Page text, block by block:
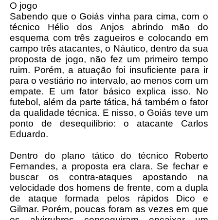
O jogo
Sabendo que o Goiás vinha para cima, com o
técnico Hélio dos Anjos abrindo mão do
esquema com três zagueiros e colocando em
campo três atacantes, o Náutico, dentro da sua
proposta de jogo, não fez um primeiro tempo
ruim. Porém, a atuação foi insuficiente para ir
para o vestiário no intervalo, ao menos com um
empate. E um fator básico explica isso. No
futebol, além da parte tática, há também o fator
da qualidade técnica. E nisso, o Goiás teve um
ponto de desequilíbrio: o atacante Carlos
Eduardo.
Dentro do plano tático do técnico Roberto
Fernandes, a proposta era clara. Se fechar e
buscar os contra-ataques apostando na
velocidade dos homens de frente, com a dupla
de ataque formada pelos rápidos Dico e
Gilmar. Porém, poucas foram as vezes em que